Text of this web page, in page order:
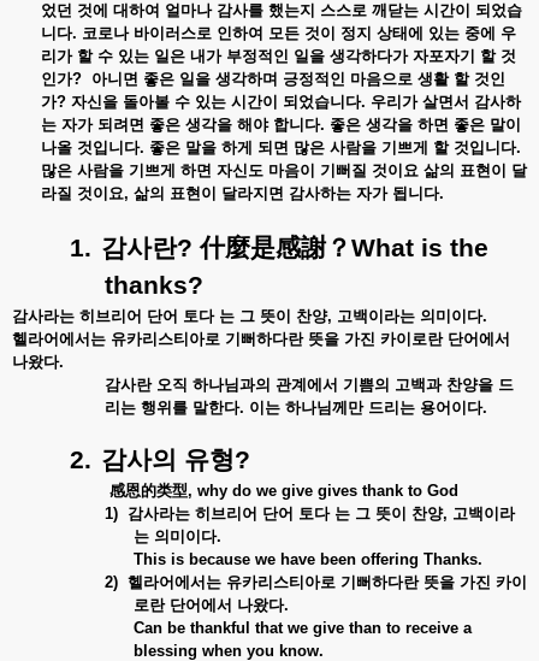
었던 것에 대하여 얼마나 감사를 했는지 스스로 깨닫는 시간이 되었습
니다. 코로나 바이러스로 인하여 모든 것이 정지 상태에 있는 중에 우
리가 할 수 있는 일은 내가 부정적인 일을 생각하다가 자포자기 할 것
인가? 아니면 좋은 일을 생각하며 긍정적인 마음으로 생활 할 것인
가? 자신을 돌아볼 수 있는 시간이 되었습니다. 우리가 살면서 감사하
는 자가 되려면 좋은 생각을 해야 합니다. 좋은 생각을 하면 좋은 말이
나올 것입니다. 좋은 말을 하게 되면 많은 사람을 기쁘게 할 것입니다.
많은 사람을 기쁘게 하면 자신도 마음이 기뻐질 것이요 삶의 표현이 달
라질 것이요, 삶의 표현이 달라지면 감사하는 자가 됩니다.
1. 감사란?什麼是感謝？What is the
thanks?
감사라는 히브리어 단어 토다 는 그 뜻이 찬양, 고백이라는 의미이다.
헬라어에서는 유카리스티아로 기뻐하다란 뜻을 가진 카이로란 단어에서
나왔다.
감사란 오직 하나님과의 관계에서 기쁨의 고백과 찬양을 드
리는 행위를 말한다. 이는 하나님께만 드리는 용어이다.
2. 감사의 유형?
感恩的类型, why do we give gives thank to God
1) 감사라는 히브리어 단어 토다 는 그 뜻이 찬양, 고백이라
는 의미이다.
This is because we have been offering Thanks.
2) 헬라어에서는 유카리스티아로 기뻐하다란 뜻을 가진 카이
로란 단어에서 나왔다.
Can be thankful that we give than to receive a
blessing when you know.